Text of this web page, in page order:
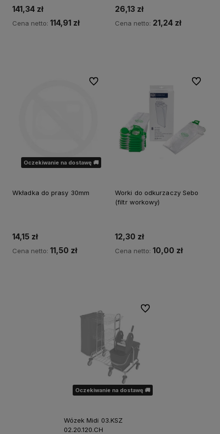
141,34 zł
Cena netto: 114,91 zł
26,13 zł
Cena netto: 21,24 zł
Oczekiwanie na dostawę 🚚
Wkładka do prasy 30mm
14,15 zł
Cena netto: 11,50 zł
Do ulubionych
Worki do odkurzaczy Sebo
(filtr workowy)
12,30 zł
Cena netto: 10,00 zł
Do
Oczekiwanie na dostawę 🚚
Wózek Midi 03.KSZ
02.20.120.CH
Do ulubionych